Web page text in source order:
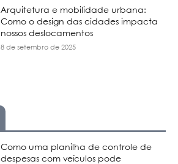
Arquitetura e mobilidade urbana:
Como o design das cidades impacta
nossos deslocamentos
8 de setembro de 2025
Como uma planilha de controle de
despesas com veículos pode